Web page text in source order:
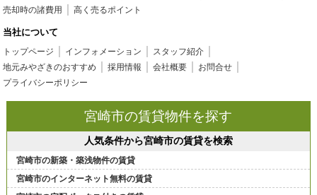
売却時の諸費用
高く売るポイント
当社について
トップページ インフォメーション
スタッフ紹介
地元みやざきのおすすめ
採用情報 会社概要
お問合せ
プライバシーポリシー
宮崎市の賃貸物件を探す
人気条件から宮崎市の賃貸を検索
宮崎市の新築・築浅物件の賃貸
宮崎市のインターネット無料の賃貸